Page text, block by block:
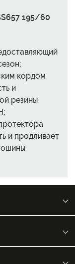
195/60
кордом
и
резины
и продливает